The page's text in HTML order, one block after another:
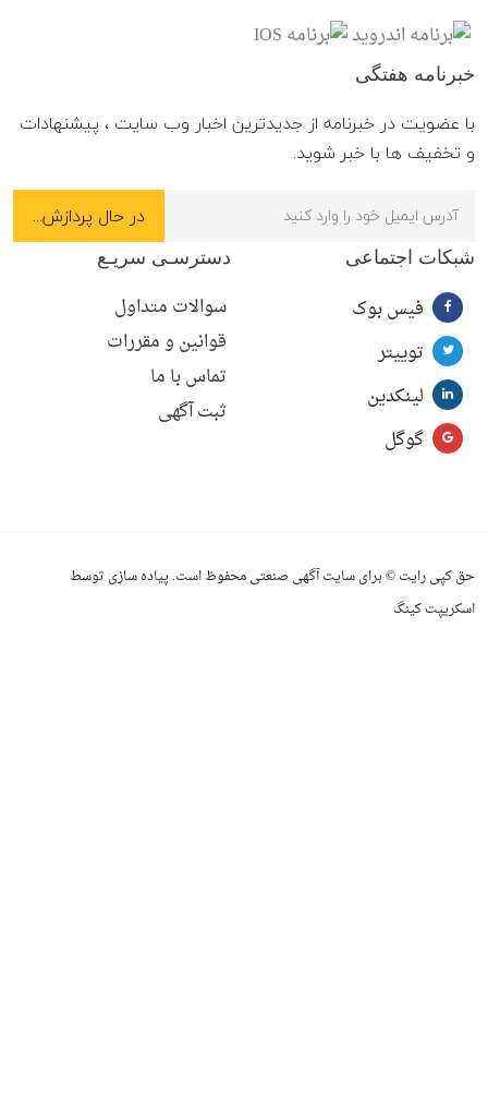
خبرنامه هفتگی
با عضویت در خبرنامه از جدیدترین اخبار وب سایت ، پیشنهادات
و تخفیف ها با خبر شوید.
شبکات اجتماعی
فیس بوک
توییتر
لینکدین
گوگل
دسترسـی سریـع
سوالات متداول
قوانین و مقررات
تماس با ما
ثبت آگهی
حق کپی رایت © برای سایت آگهی صنعتی محفوظ است. پیاده سازی توسط
اسکریپت کینگ